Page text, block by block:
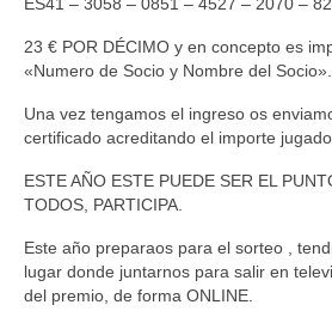
Videos
Foro
23 € POR DÉCIMO y en concepto es
«Numero de Socio y Nombre del Socio».
Una vez tengamos el ingreso os
certificado acreditando el importe jugado.
ESTE AÑO ESTE PUEDE SER EL
TODOS, PARTICIPA.
Este año preparaos para el sorteo ,
lugar donde juntarnos para salir en
del premio, de forma ONLINE.